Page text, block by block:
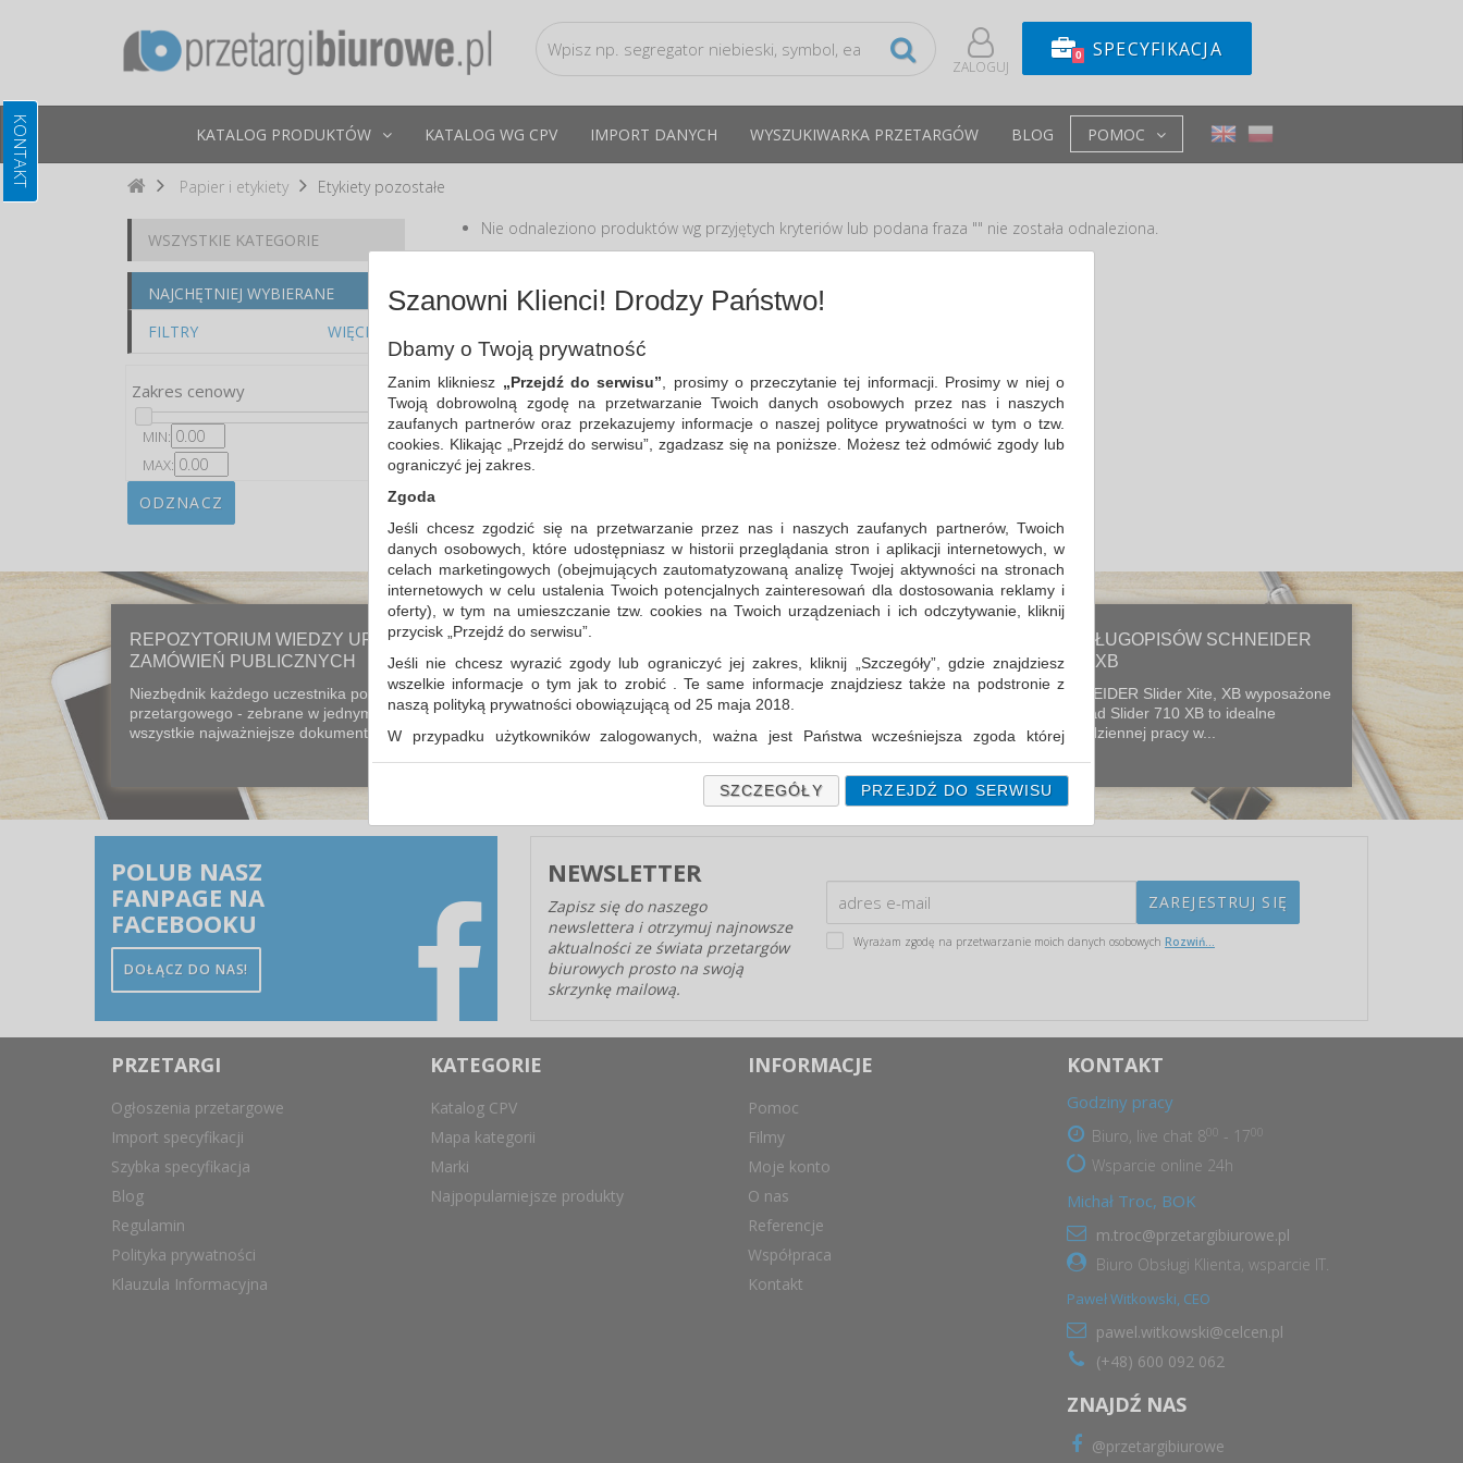
ZALOGUJ
0 SPECYFIKACJA
KATALOG PRODUKTÓW KATALOG WG CPV IMPORT DANYCH WYSZUKIWARKA PRZETARGÓW BLOG POMOC
Papier i etykiety Etykiety pozostałe
WSZYSTKIE KATEGORIE
NAJCHĘTNIEJ WYBIERANE
FILTRY
WIĘCEJ
Zakres cenowy
MIN:
MAX:
ODZNACZ
Nie odnaleziono produktów wg przyjętych kryteriów lub podana fraza "" nie została odnaleziona.
Podpowiedzi
Zmień kryteria wyszukiwania zaznaczając inne filtry i wyszukaj ponownie
Sprawdź, czy wszystkie słowa zostały poprawnie napisane.
Spróbuj użyć innych słów kluczowych.
REPOZYTORIUM WIEDZY URZĘDU
ZAMÓWIEŃ PUBLICZNYCH
Niezbędnik każdego uczestnika postępowania
przetargowego - zebrane w jednym miejscu
wszystkie najważniejsze dokumenty prawne...
GWARANCJA CENY ARTYKUŁÓW
BIUROWYCH - PĘTLA NA SZYI?
W postępowaniach przetargowych podanie
najniższej ceny jest w dalszym ciągu głównym, a
często jedynym kryterium...
NOWA LINIA DŁUGOPISÓW SCHNEIDER
SLIDER XITE, XB
Długopisy SCHNEIDER Slider Xite, XB wyposażone
w wymienny wkład Slider 710 XB to idealne
narzędzie do codziennej pracy w...
POLUB NASZ
FANPAGE NA
FACEBOOKU
DOŁĄCZ DO NAS!
NEWSLETTER
Zapisz się do naszego
newslettera i otrzymuj najnowsze
aktualności ze świata przetargów
biurowych prosto na swoją
skrzynkę mailową.
Wyrażam zgodę na przetwarzanie moich danych osobowych Rozwiń...
PRZETARGI
Ogłoszenia przetargowe
Import specyfikacji
Szybka specyfikacja
Blog
Regulamin
Polityka prywatności
Klauzula Informacyjna
KATEGORIE
Katalog CPV
Mapa kategorii
Marki
Najpopularniejsze produkty
INFORMACJE
Pomoc
Filmy
Moje konto
O nas
Referencje
Współpraca
Kontakt
KONTAKT
Godziny pracy
Biuro, live chat 8 - 17
Wsparcie online 24h
Michał Troc, BOK
m.troc@przetargibiurowe.pl
Biuro Obsługi Klienta, wsparcie IT.
Paweł Witkowski, CEO
pawel.witkowski@celcen.pl
(+48) 600 092 062
ZNAJDŹ NAS
@przetargibiurowe
Szanowni Klienci! Drodzy Państwo!
Dbamy o Twoją prywatność
Zanim klikniesz „Przejdź do serwisu” , prosimy o przeczytanie tej informacji. Prosimy w niej o
Twoją dobrowolną zgodę na przetwarzanie Twoich danych osobowych przez nas i naszych
zaufanych partnerów oraz przekazujemy informacje o naszej polityce prywatności w tym o tzw.
cookies. Klikając „Przejdź do serwisu”, zgadzasz się na poniższe. Możesz też odmówić zgody lub
ograniczyć jej zakres.
Zgoda
Jeśli chcesz zgodzić się na przetwarzanie przez nas i naszych zaufanych partnerów, Twoich
danych osobowych, które udostępniasz w historii przeglądania stron i aplikacji internetowych, w
celach marketingowych (obejmujących zautomatyzowaną analizę Twojej aktywności na stronach
internetowych w celu ustalenia Twoich potencjalnych zainteresowań dla dostosowania reklamy i
oferty), w tym na umieszczanie tzw. cookies na Twoich urządzeniach i ich odczytywanie, kliknij
przycisk „Przejdź do serwisu”.
Jeśli nie chcesz wyrazić zgody lub ograniczyć jej zakres, kliknij „Szczegóły”, gdzie znajdziesz
wszelkie informacje o tym jak to zrobić . Te same informacje znajdziesz także na podstronie z
naszą polityką prywatności obowiązującą od 25 maja 2018.
W przypadku użytkowników zalogowanych, ważna jest Państwa wcześniejsza zgoda której
Klauzula Informacyjna (rozwiń)
Lista Zaufanych Partnerów (rozwiń)
SZCZEGÓŁY PRZEJDŹ DO SERWISU